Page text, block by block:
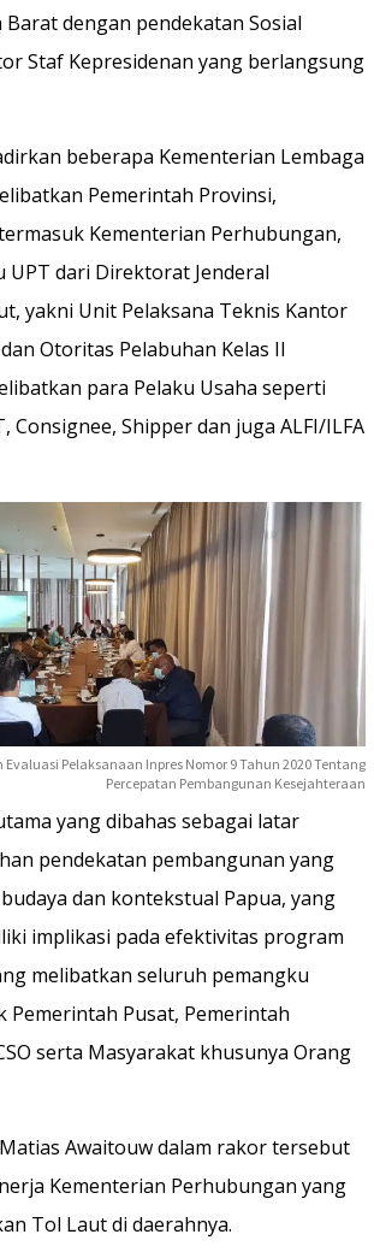
Barat dengan pendekatan Sosial
Staf Kepresidenan yang berlangsung
beberapa Kementerian Lembaga
Pemerintah Provinsi,
Kementerian Perhubungan,
UPT dari Direktorat Jenderal
yakni Unit Pelaksana Teknis Kantor
Otoritas Pelabuhan Kelas II
para Pelaku Usaha seperti
Consignee, Shipper dan juga ALFI/ILFA
Evaluasi Pelaksanaan Inpres Nomor 9 Tahun 2020 Tentang
Percepatan Pembangunan Kesejahteraan
yang dibahas sebagai latar
pendekatan pembangunan yang
dan kontekstual Papua, yang
implikasi pada efektivitas program
melibatkan seluruh pemangku
Pemerintah Pusat, Pemerintah
serta Masyarakat khusunya Orang
Awaitouw dalam rakor tersebut
Kementerian Perhubungan yang
Tol Laut di daerahnya.